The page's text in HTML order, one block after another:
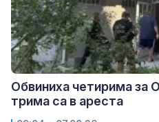
Обвиниха четирима за
трима са в ареста